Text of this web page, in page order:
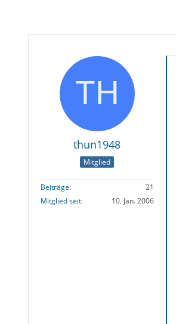
thun1948
Mitglied
Beiträge
21
Mitglied seit
10. Jan. 2006